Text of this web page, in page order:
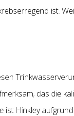
ist.
das die
ist Hinkley